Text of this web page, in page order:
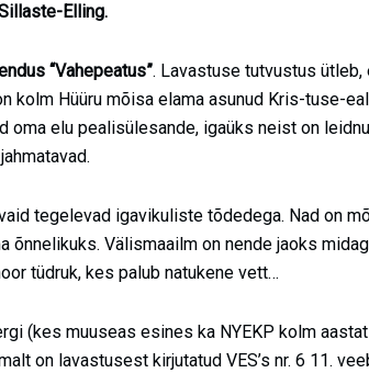
Elling.
“Vahepeatus”. Lavastuse tutvustus
kolm Hüüru mõisa elama asunud Kris-tuse-
oma elu pealisülesande, igaüks neist on
tegelevad igavikuliste tõdedega. Nad on
õnnelikuks. Välismaailm on nende jaoks
tüdruk, kes palub natukene vett…
(kes muuseas esines ka NYEKP kolm
on lavastusest kirjutatud VES’s nr. 6 11.